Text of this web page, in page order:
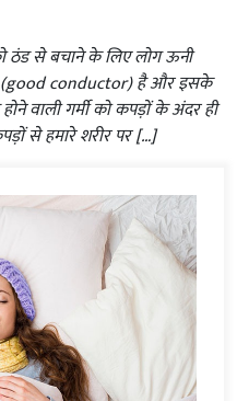
ठंड से बचाने के लिए लोग ऊनी
conductor) है और इसके
वाली गर्मी को कपड़ों के अंदर ही
से हमारे शरीर पर […]